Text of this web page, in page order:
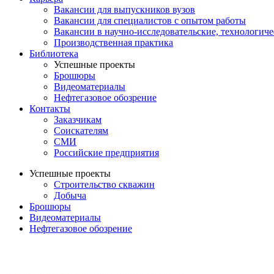
Вакансии для выпускников вузов
Вакансии для специалистов с опытом работы
Вакансии в научно-исследовательские,
Производственная практика
Библиотека
Успешные проекты
Брошюры
Видеоматериалы
Нефтегазовое обозрение
Контакты
Заказчикам
Соискателям
СМИ
Российские предприятия
Успешные проекты
Строительство скважин
Добыча
Брошюры
Видеоматериалы
Нефтегазовое обозрение